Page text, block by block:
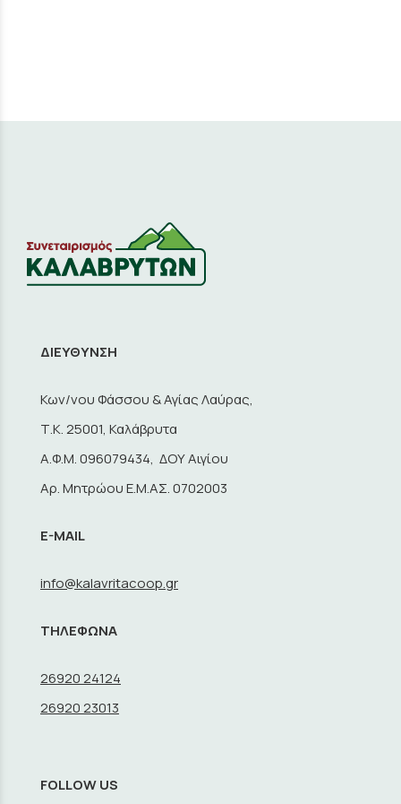
ΔΙΕΥΘΥΝΣΗ
Κων/νου Φάσσου & Αγίας Λαύρας,
Τ.Κ. 25001, Καλάβρυτα
A.Φ.Μ. 096079434, ΔΟΥ Αιγίου
Αρ. Μητρώου Ε.Μ.ΑΣ. 0702003
E-MAIL
info@kalavritacoop.gr
ΤΗΛΕΦΩΝΑ
26920 24124
26920 23013
FOLLOW US